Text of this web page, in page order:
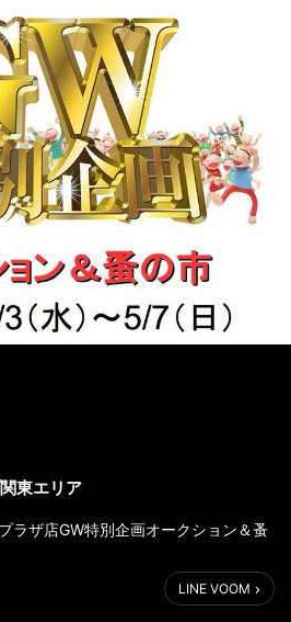
東エリア
ラザ店GW特別企画オークション＆蚤
「オークション＆蚤の市」をBASS
LINE VOOM